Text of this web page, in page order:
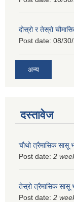
दोस्रो र तेस्रो
Post date: 08/
अन्य
दस्तावेज
चौथो त्रैमासिक सासू
Post date: 2
तेस्रो त्रैमासिक सासू
Post date: 2